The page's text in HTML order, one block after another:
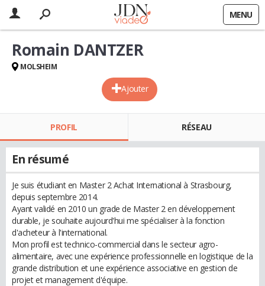
MENU
Ajouter
Romain DANTZER
MOLSHEIM
PROFIL RÉSEAU
En résumé
Je suis étudiant en Master 2 Achat International à Strasbourg,
depuis septembre 2014.
Ayant validé en 2010 un grade de Master 2 en développement
durable, je souhaite aujourd'hui me spécialiser à la fonction
d'acheteur à l'international.
Mon profil est technico-commercial dans le secteur agro-
alimentaire, avec une expérience professionnelle en logistique de la
grande distribution et une expérience associative en gestion de
projet et management d'équipe.